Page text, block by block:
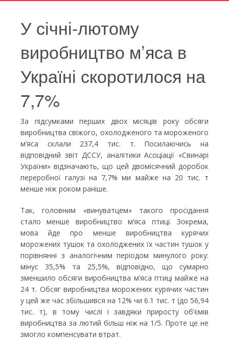
​У січні-лютому
виробництво м’яса в
Україні скоротилося на
7,7%
За підсумками перших двох місяців року обсяги
виробництва свіжого, охолодженого та мороженого
м’яса склали 237,4 тис. т. Посилаючись на
відповідний звіт ДССУ, аналітики Асоціації «Свинарі
України» відзначають, що цей двомісячний доробок
переробної галузі на 7,7% ми майже на 20 тис. т
менше ніж роком раніше.
Так, головним «винуватцем» такого просідання
стало менше виробництво м’яса птиці. Зокрема,
мова йде про менше виробництва курячих
морожених тушок та охолоджених їх частин тушок у
порівнянні з аналогічним періодом минулого року:
мінус 35,5% та 25,5%, відповідно, що сумарно
зменшило обсяги виробництва м’яса птиці майже на
24 т. Обсяг виробництва морожених курячих частин
у цей же час збільшився на 12% чи 6.1 тис. т (до 56,94
тис. т), в тому числі і завдяки приросту об’ємів
виробництва за лютий більш ніж на 1/5. Проте це не
змогло компенсувати втрат.